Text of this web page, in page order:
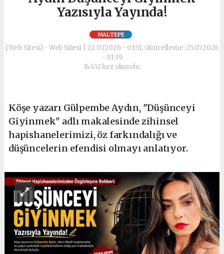
Yazısıyla Yayında!
MALTEPE
(Web Sitesi) - Web Sitesi | 22.07.2026 - 03:51, Güncelleme: 25.07.2026
- 01:39
14452 kez okundu.
Köşe yazarı Gülpembe Aydın, "Düşünceyi
Giyinmek" adlı makalesinde zihinsel
hapishanelerimizi, öz farkındalığı ve
düşüncelerin efendisi olmayı anlatıyor.